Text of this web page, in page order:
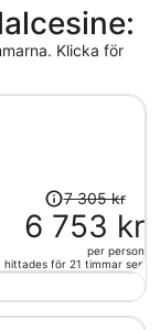
Klicka för
Priset
var
7
305 kr
är
7 305 kr
6 753 kr
per person
hittades för 21 timmar sen